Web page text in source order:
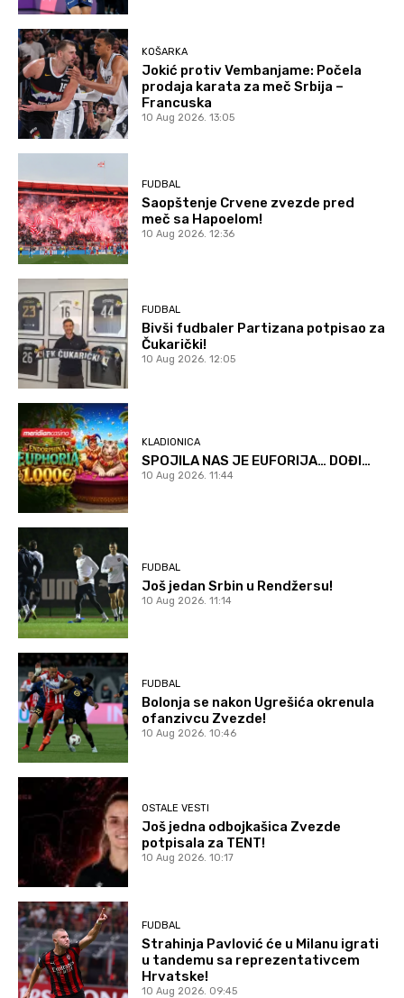
KOŠARKA
Jokić protiv Vembanjame: Počela
prodaja karata za meč Srbija –
Francuska
10 Aug 2026. 13:05
FUDBAL
Saopštenje Crvene zvezde pred
meč sa Hapoelom!
10 Aug 2026. 12:36
FUDBAL
Bivši fudbaler Partizana potpisao za
Čukarički!
10 Aug 2026. 12:05
KLADIONICA
SPOJILA NAS JE EUFORIJA… DOĐI…
10 Aug 2026. 11:44
FUDBAL
Još jedan Srbin u Rendžersu!
10 Aug 2026. 11:14
FUDBAL
Bolonja se nakon Ugrešića okrenula
ofanzivcu Zvezde!
10 Aug 2026. 10:46
OSTALE VESTI
Još jedna odbojkašica Zvezde
potpisala za TENT!
10 Aug 2026. 10:17
FUDBAL
Strahinja Pavlović će u Milanu igrati
u tandemu sa reprezentativcem
Hrvatske!
10 Aug 2026. 09:45